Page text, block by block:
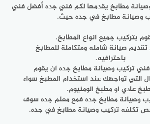
مطابخ يقدمها لكم فني جده أفضل فني
وصيانة مطابخ في جده حيث.
بتركيب جميع انواع المطابخ.
تقديم صيانة شامله ومتكاملة للمطابخ
باحترافيه.
تركيب وصيانة مطابخ جده ان يقوم
التي تواجهك عند استخدام المطبخ سواء
عادي او مطبخ الومنيوم.
وصيانة مطابخ جده فمع معلم جده سوف
تكلفه تركيب وصيانة مطابخ في جده.